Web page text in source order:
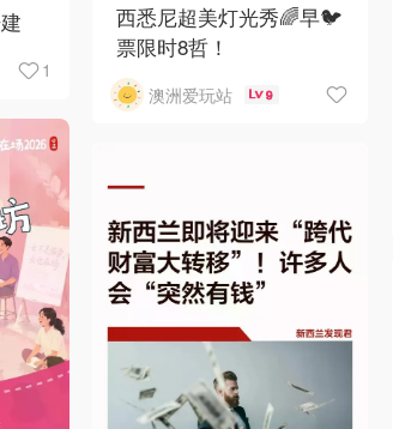
1
西悉尼超美灯光秀🌈早🐦
票限时8哲！
澳洲爱玩站 9